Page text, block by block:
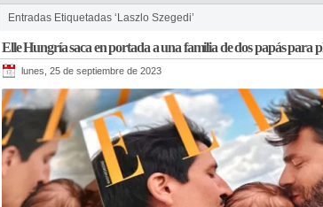
Entradas Etiquetadas ‘Laszlo Szegedi’
Elle Hungría saca en portada a una familia de dos papás para
lunes, 25 de septiembre de 2023